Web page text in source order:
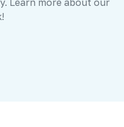
Learn more about our